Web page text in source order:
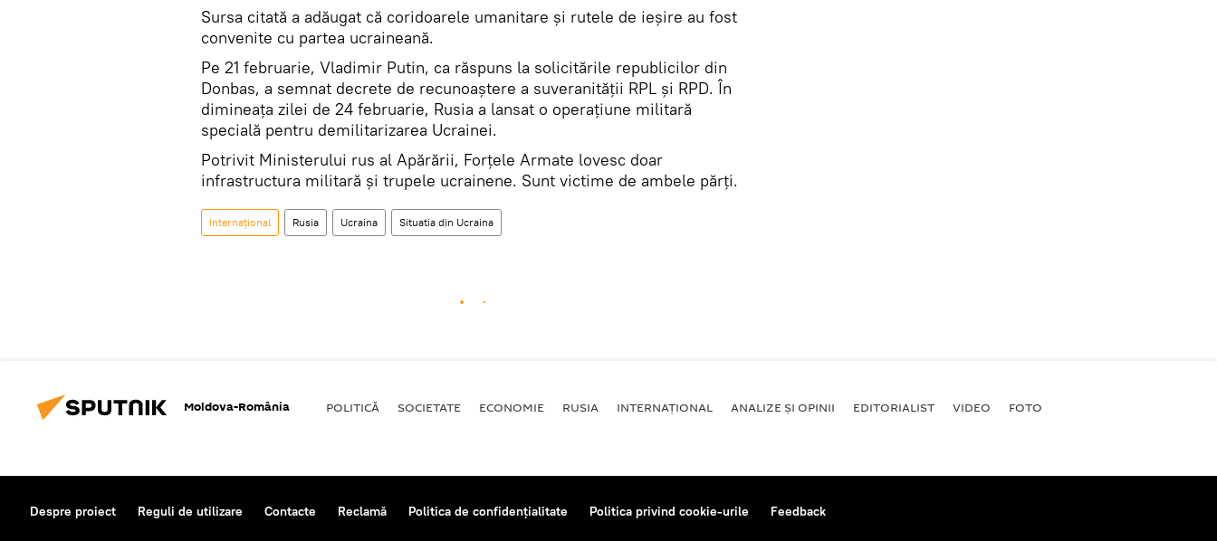
Sursa citată a adăugat că coridoarele umanitare și rutele de ieșire au fost
convenite cu partea ucraineană.
Pe 21 februarie, Vladimir Putin, ca răspuns la solicitările republicilor din
Donbas, a semnat decrete de recunoaștere a suveranității RPL și RPD. În
dimineața zilei de 24 februarie, Rusia a lansat o operațiune militară
specială pentru demilitarizarea Ucrainei.
Potrivit Ministerului rus al Apărării, Forțele Armate lovesc doar
infrastructura militară și trupele ucrainene. Sunt victime de ambele părți.
Internaţional Rusia Ucraina Situatia din Ucraina
Moldova-România POLITICĂ SOCIETATE ECONOMIE RUSIA INTERNAŢIONAL ANALIZE ȘI OPINII EDITORIALIST VIDEO FOTO
Despre proiect Reguli de utilizare Contacte Reclamă Politica de confidențialitate Politica privind cookie-urile Feedback